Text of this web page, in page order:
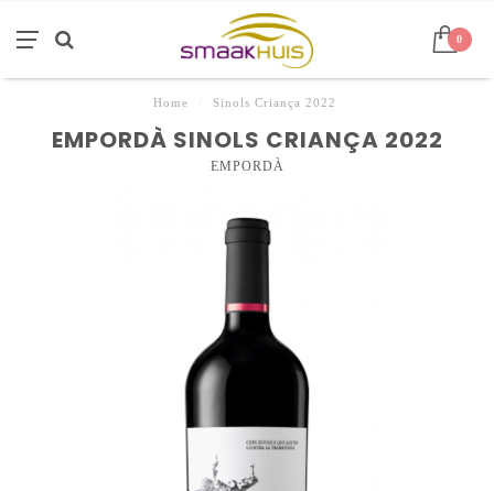
0
Home Sinols Criança 2022
EMPORDÀ SINOLS CRIANÇA 2022
EMPORDÀ